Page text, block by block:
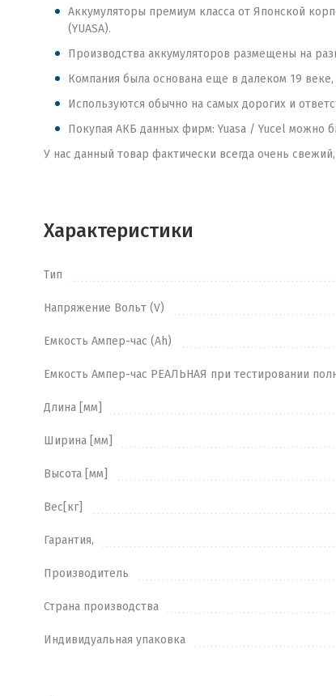
Аккумуляторы премиум класса от Японской
(YUASA).
Производства аккумуляторов размещены на
Компания была основана еще в далеком 19
Используются обычно на самых дорогих и
Покупая АКБ данных фирм: Yuasa / Yucel можно
У нас данный товар фактически всегда очень
Характеристики
Тип
Напряжение Вольт (V)
Емкость Ампер-час (Ah)
Емкость Ампер-час РЕАЛЬНАЯ при тестировании
Длина [мм]
Ширина [мм]
Высота [мм]
Вес[кг]
Гарантия,
Производитель
Страна производства
Индивидуальная упаковка